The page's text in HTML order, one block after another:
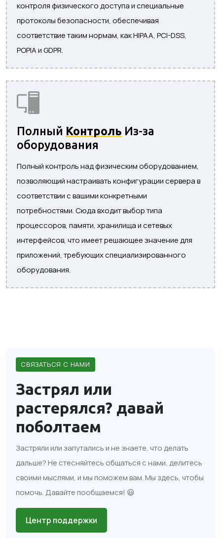
контроля физического доступа и специальные
протоколы безопасности, обеспечивая
соответствие таким нормам, как HIPAA, PCI-DSS,
POPIA и GDPR.
Полный Контроль Из-за
оборудования
Полный контроль над физическим оборудованием,
позволяющий настраивать конфигурации сервера в
соответствии с вашими конкретными
потребностями. Сюда входит выбор типа
процессоров, памяти, хранилища и сетевых
интерфейсов, что имеет решающее значение для
приложений, требующих специализированного
оборудования.
СВЯЗАТЬСЯ С НАМИ
Застрял или
растерялся? давай
поболтаем
Застряли или запутались и не знаете, что делать
дальше? Не стесняйтесь общаться с нами, делитесь
своими мыслями, и мы поможем вам. Мы здесь, чтобы
помочь. Давайте пообщаемся! 😃
Центр поддержки